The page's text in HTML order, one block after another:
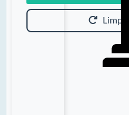
Limpiar